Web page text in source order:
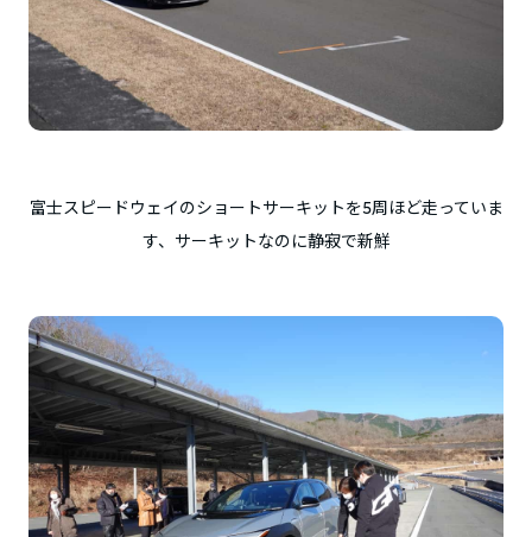
富士スピードウェイのショートサーキットを5周ほど走っていま
す、サーキットなのに静寂で新鮮